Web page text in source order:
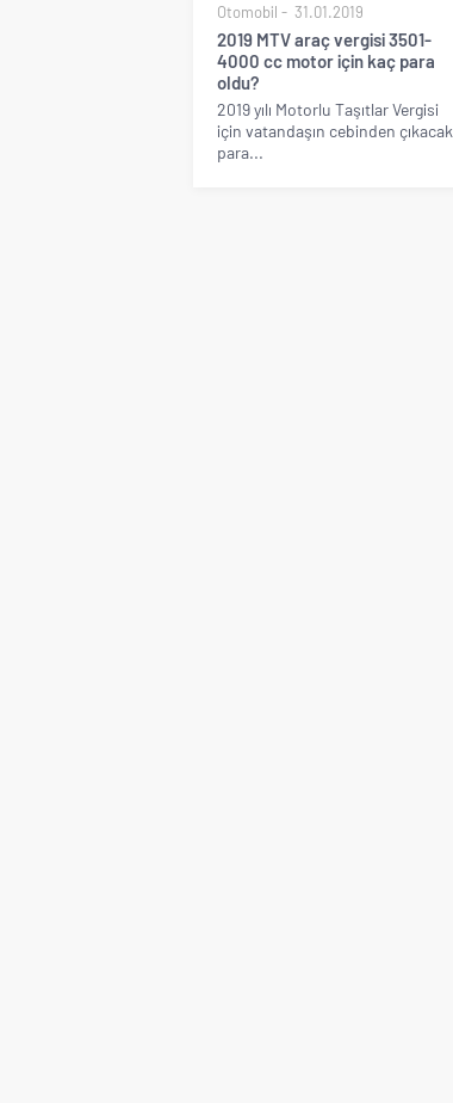
Otomobil 31.01.2019
2019 MTV araç vergisi 3501-
4000 cc motor için kaç para
oldu?
2019 yılı Motorlu Taşıtlar Vergisi
için vatandaşın cebinden çıkacak
para...